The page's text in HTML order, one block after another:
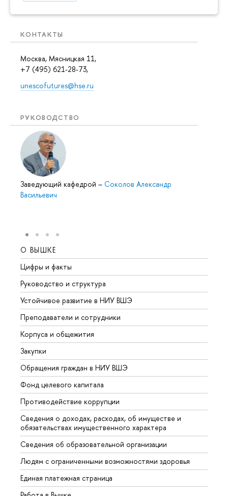
КОНТАКТЫ
Москва, Мясницкая 11,
+7 (495) 621-28-73,
unescofutures@hse.ru
РУКОВОДСТВО
Заведующий кафедрой – Соколов Александр
Васильевич
О ВЫШКЕ
Цифры и факты
Руководство и структура
Устойчивое развитие в НИУ ВШЭ
Преподаватели и сотрудники
Корпуса и общежития
Закупки
Обращения граждан в НИУ ВШЭ
Фонд целевого капитала
Противодействие коррупции
Сведения о доходах, расходах, об имуществе и
обязательствах имущественного характера
Сведения об образовательной организации
Людям с ограниченными возможностями здоровья
Единая платежная страница